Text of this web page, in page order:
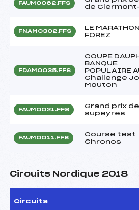
FAUM0062.FFS
de
FNAM0302.FFS
LE
FOREZ
FDAM0035.FFS
COUPE
BANQUE
POPULAIRE
Challenge
Mouton
FAUM0021.FFS
Grand prix
supeyres
FAUM0011.FFS
Course test
Chronos
Circuits Nordique 2018
Circuits